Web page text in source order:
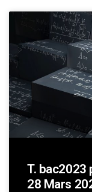
T. bac2023
28 Mars